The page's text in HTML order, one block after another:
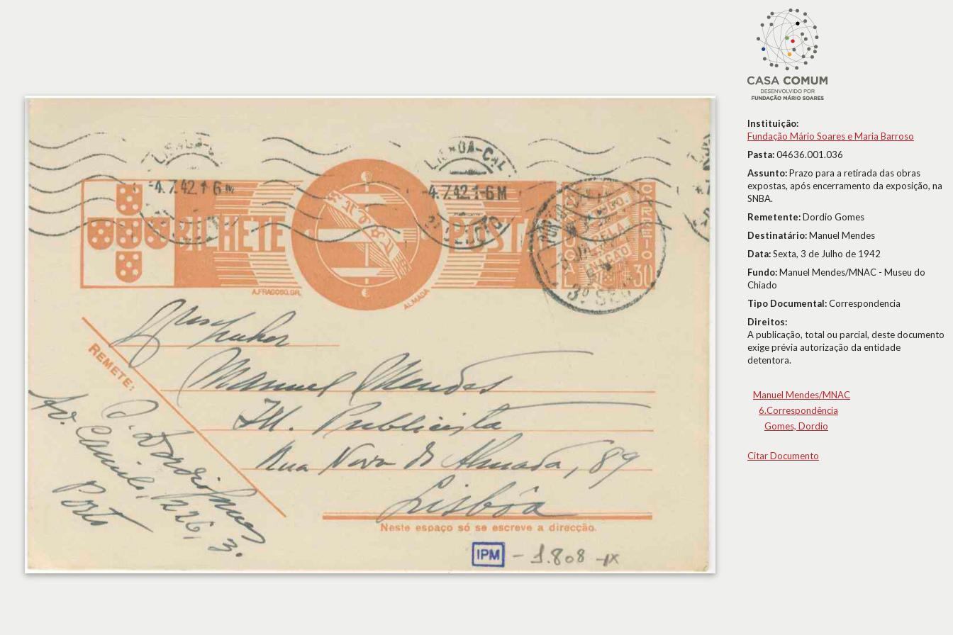
Instituição:
Fundação Mário Soares e Maria Barroso
Pasta:04636.001.036
Assunto:Prazo para a retirada das obras
expostas, após encerramento da exposição, na
SNBA.
Remetente:Dordio Gomes
Destinatário:Manuel Mendes
Data:Sexta, 3 de Julho de 1942
Fundo:Manuel Mendes/MNAC - Museu do
Chiado
Tipo Documental:Correspondencia
Direitos:
A publicação, total ou parcial, deste documento
exige prévia autorização da entidade
detentora.
Manuel Mendes/MNAC
6.Correspondência
Gomes, Dordio
Citar Documento